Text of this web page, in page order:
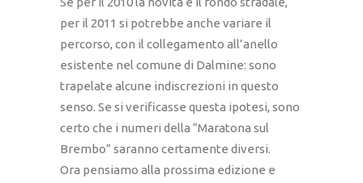
per il 2011 si potrebbe anche variare il
percorso, con il collegamento all’anello
esistente nel comune di Dalmine: sono
trapelate alcune indiscrezioni in questo
senso. Se si verificasse questa ipotesi, sono
certo che i numeri della “Maratona sul
Brembo” saranno certamente diversi.
Ora pensiamo alla prossima edizione e